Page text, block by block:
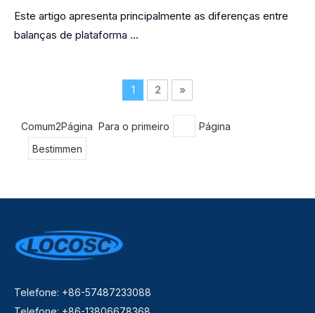
Este artigo apresenta principalmente as diferenças entre
balanças de plataforma ...
1 2 »
Comum2Página Para o primeiro
Página
Bestimmen
Telefone: +86-57487233088